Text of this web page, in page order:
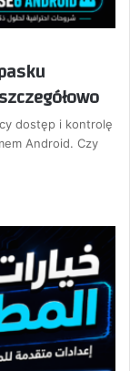
dostęp i kontrolę
Android. Czy